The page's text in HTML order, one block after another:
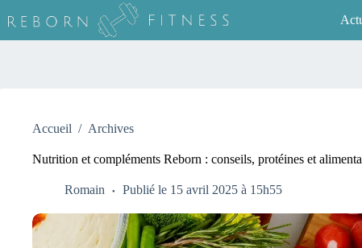
au
Accueil / Archives
Nutrition et compléments Reborn : conseils, protéines et
Romain Publié le 15 avril 2025 à 15h55